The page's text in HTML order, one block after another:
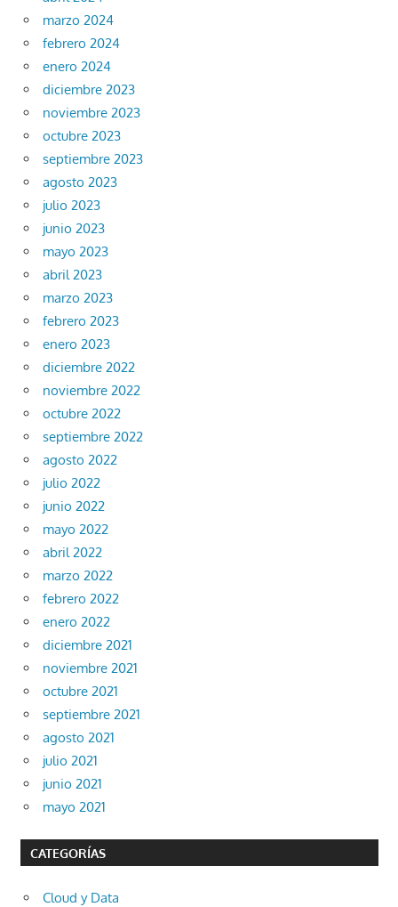
marzo 2024
febrero 2024
enero 2024
diciembre 2023
noviembre 2023
octubre 2023
septiembre 2023
agosto 2023
julio 2023
junio 2023
mayo 2023
abril 2023
marzo 2023
febrero 2023
enero 2023
diciembre 2022
noviembre 2022
octubre 2022
septiembre 2022
agosto 2022
julio 2022
junio 2022
mayo 2022
abril 2022
marzo 2022
febrero 2022
enero 2022
diciembre 2021
noviembre 2021
octubre 2021
septiembre 2021
agosto 2021
julio 2021
junio 2021
mayo 2021
CATEGORÍAS
Cloud y Data